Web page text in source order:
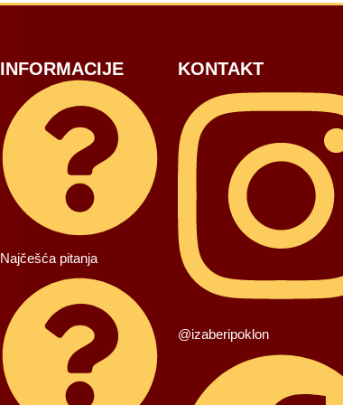
INFORMACIJE
Najčešća pitanja
KONTAKT
@izaberipoklon